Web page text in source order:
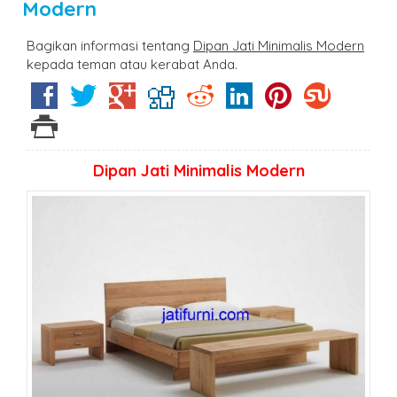
Modern
Bagikan informasi tentang Dipan Jati Minimalis Modern
kepada teman atau kerabat Anda.
Dipan Jati Minimalis Modern